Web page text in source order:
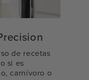
de recetas
si es
carnívoro o